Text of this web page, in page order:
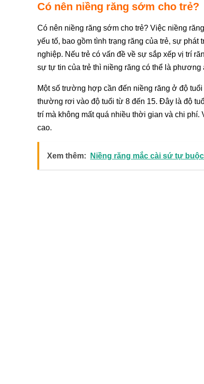
Có nên niềng răng sớm cho trẻ?
Có nên niềng răng sớm cho trẻ? Việc niềng
yếu tố, bao gồm tình trạng răng của trẻ, sự
nghiệp. Nếu trẻ có vấn đề về sự sắp xếp vị trí
sự tự tin của trẻ thì niềng răng có thể là phương
Một số trường hợp cần đến niềng răng ở độ
thường rơi vào độ tuổi từ 8 đến 15. Đây là độ
trí mà không mất quá nhiều thời gian và chi phí.
cao.
Xem thêm: Niềng răng mắc cài sứ tự